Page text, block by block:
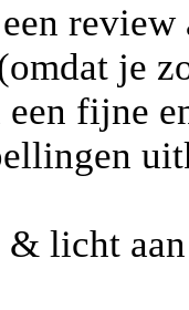
je
fijne
licht